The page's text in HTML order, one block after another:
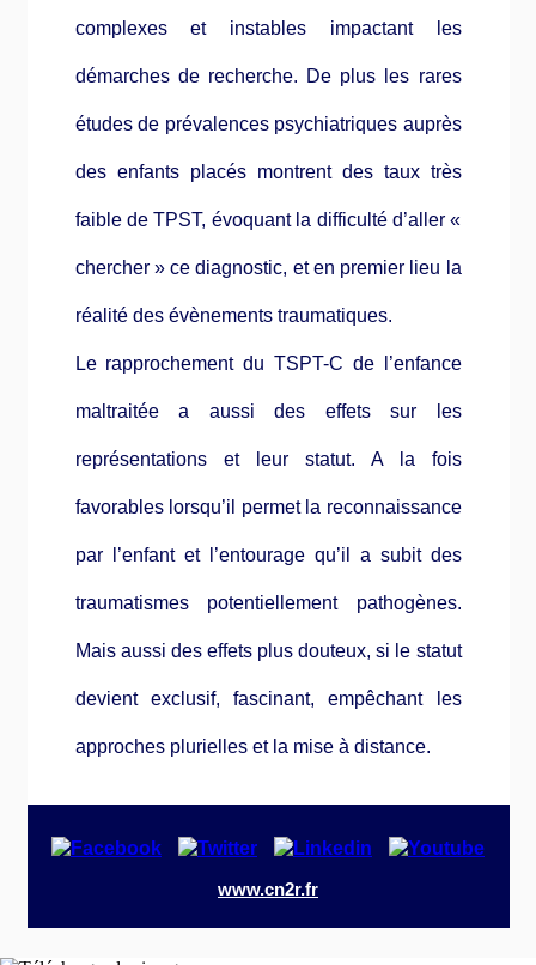
complexes et instables impactant les
démarches de recherche. De plus les rares
études de prévalences psychiatriques auprès
des enfants placés montrent des taux très
faible de TPST, évoquant la difficulté d’aller «
chercher » ce diagnostic, et en premier lieu la
réalité des évènements traumatiques.
Le rapprochement du TSPT-C de l’enfance
maltraitée a aussi des effets sur les
représentations et leur statut. A la fois
favorables lorsqu’il permet la reconnaissance
par l’enfant et l’entourage qu’il a subit des
traumatismes potentiellement pathogènes.
Mais aussi des effets plus douteux, si le statut
devient exclusif, fascinant, empêchant les
approches plurielles et la mise à distance.
www.cn2r.fr